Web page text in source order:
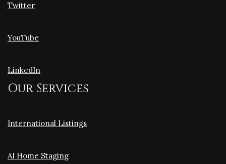
Twitter
YouTube
LinkedIn
Our Services
International Listings
AI Home Staging